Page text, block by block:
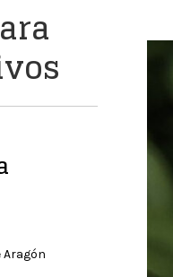
Aragón